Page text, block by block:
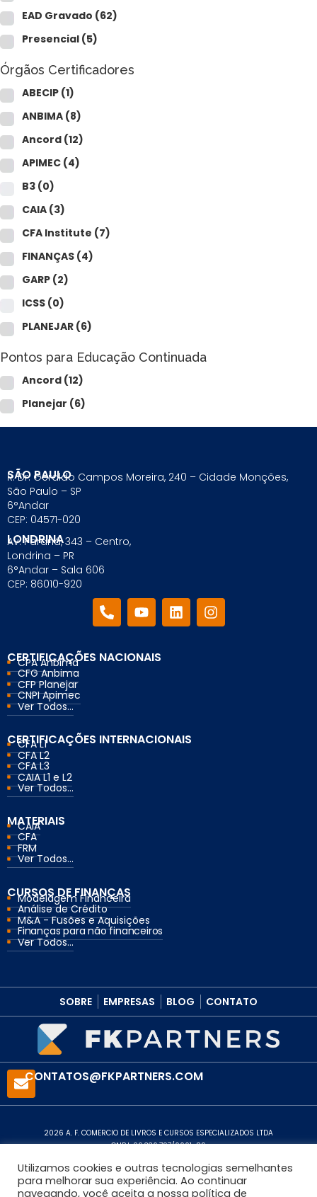
EAD Gravado (62)
Presencial (5)
Órgãos Certificadores
ABECIP (1)
ANBIMA (8)
Ancord (12)
APIMEC (4)
B3 (0)
CAIA (3)
CFA Institute (7)
FINANÇAS (4)
GARP (2)
ICSS (0)
PLANEJAR (6)
Pontos para Educação Continuada
Ancord (12)
Planejar (6)
SÃO PAULO
R. Dr. Geraldo Campos Moreira, 240 – Cidade Monções,
São Paulo – SP
6°Andar
CEP: 04571-020
LONDRINA
Av. Paraná, 343 – Centro,
Londrina – PR
6°Andar – Sala 606
CEP: 86010-920
CERTIFICAÇÕES NACIONAIS
CPA Anbima
CFG Anbima
CFP Planejar
CNPI Apimec
Ver Todos...
CERTIFICAÇÕES INTERNACIONAIS
CFA L1
CFA L2
CFA L3
CAIA L1 e L2
Ver Todos...
MATERIAIS
CAIA
CFA
FRM
Ver Todos...
CURSOS DE FINANÇAS
Modelagem Financeira
Análise de Crédito
M&A - Fusões e Aquisições
Finanças para não financeiros
Ver Todos...
SOBRE EMPRESAS BLOG CONTATO
CONTATOS@FKPARTNERS.COM
2026 A. F. COMERCIO DE LIVROS E CURSOS ESPECIALIZADOS LTDA
CNPJ: 06.336.797/0001-89
Utilizamos cookies e outras tecnologias semelhantes
para melhorar sua experiência. Ao continuar
navegando, você aceita a nossa política de